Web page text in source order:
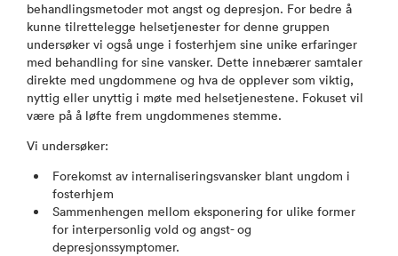
behandlingsmetoder mot angst og depresjon. For bedre å
kunne tilrettelegge helsetjenester for denne gruppen
undersøker vi også unge i fosterhjem sine unike erfaringer
med behandling for sine vansker. Dette innebærer samtaler
direkte med ungdommene og hva de opplever som viktig,
nyttig eller unyttig i møte med helsetjenestene. Fokuset vil
være på å løfte frem ungdommenes stemme.
Vi undersøker:
Forekomst av internaliseringsvansker blant ungdom i
fosterhjem
Sammenhengen mellom eksponering for ulike former
for interpersonlig vold og angst- og
depresjonssymptomer.